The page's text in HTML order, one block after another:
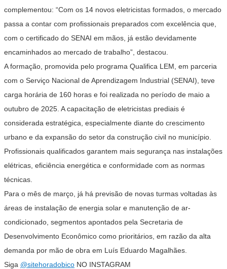
complementou: “Com os 14 novos eletricistas formados, o mercado
passa a contar com profissionais preparados com excelência que,
com o certificado do SENAI em mãos, já estão devidamente
encaminhados ao mercado de trabalho”, destacou.
A formação, promovida pelo programa Qualifica LEM, em parceria
com o Serviço Nacional de Aprendizagem Industrial (SENAI), teve
carga horária de 160 horas e foi realizada no período de maio a
outubro de 2025. A capacitação de eletricistas prediais é
considerada estratégica, especialmente diante do crescimento
urbano e da expansão do setor da construção civil no município.
Profissionais qualificados garantem mais segurança nas instalações
elétricas, eficiência energética e conformidade com as normas
técnicas.
Para o mês de março, já há previsão de novas turmas voltadas às
áreas de instalação de energia solar e manutenção de ar-
condicionado, segmentos apontados pela Secretaria de
Desenvolvimento Econômico como prioritários, em razão da alta
demanda por mão de obra em Luís Eduardo Magalhães.
Siga @sitehoradobico NO INSTAGRAM